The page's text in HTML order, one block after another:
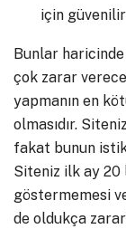
için
Bunlar haricinde
çok zarar
yapmanın en
olmasıdır.
fakat bunun
Siteniz ilk ay 20
göstermemesi
de oldukça